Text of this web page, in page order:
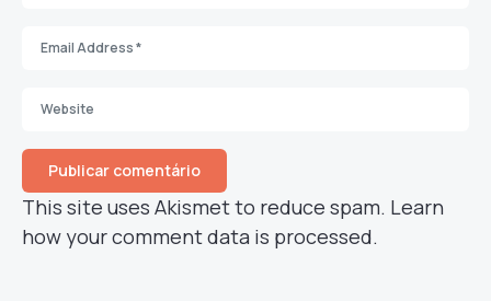
This site uses Akismet to reduce spam. Learn
how your comment data is processed.